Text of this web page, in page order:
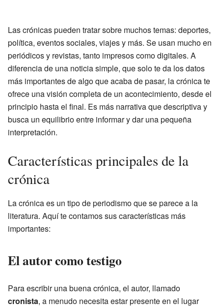
Las crónicas pueden tratar sobre muchos temas: deportes,
política, eventos sociales, viajes y más. Se usan mucho en
periódicos y revistas, tanto impresos como digitales. A
diferencia de una noticia simple, que solo te da los datos
más importantes de algo que acaba de pasar, la crónica te
ofrece una visión completa de un acontecimiento, desde el
principio hasta el final. Es más narrativa que descriptiva y
busca un equilibrio entre informar y dar una pequeña
interpretación.
Características principales de la
crónica
La crónica es un tipo de periodismo que se parece a la
literatura. Aquí te contamos sus características más
importantes:
El autor como testigo
Para escribir una buena crónica, el autor, llamado
cronista, a menudo necesita estar presente en el lugar